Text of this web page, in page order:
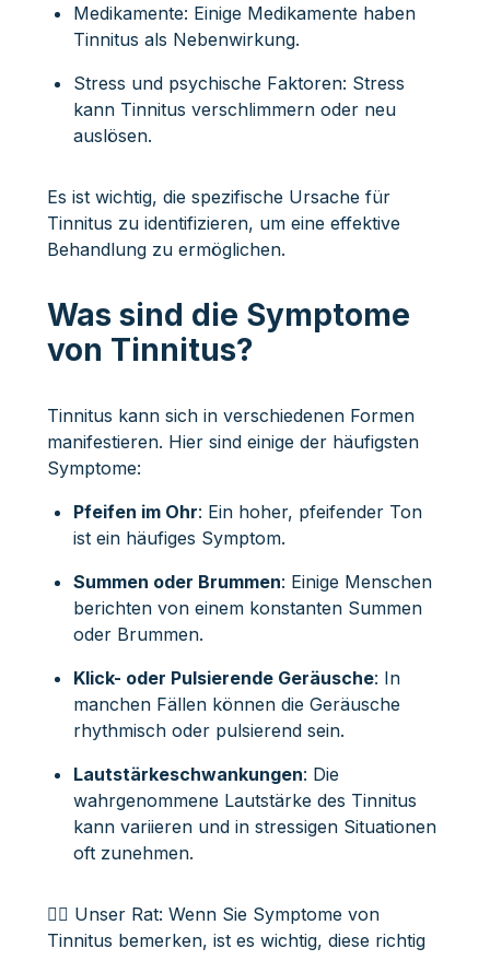
Medikamente: Einige Medikamente haben
Tinnitus als Nebenwirkung.
Stress und psychische Faktoren: Stress
kann Tinnitus verschlimmern oder neu
auslösen.
Es ist wichtig, die spezifische Ursache für
Tinnitus zu identifizieren, um eine effektive
Behandlung zu ermöglichen.
Was sind die Symptome
von Tinnitus?
Tinnitus kann sich in verschiedenen Formen
manifestieren. Hier sind einige der häufigsten
Symptome:
Pfeifen im Ohr: Ein hoher, pfeifender Ton
ist ein häufiges Symptom.
Summen oder Brummen: Einige Menschen
berichten von einem konstanten Summen
oder Brummen.
Klick- oder Pulsierende Geräusche: In
manchen Fällen können die Geräusche
rhythmisch oder pulsierend sein.
Lautstärkeschwankungen: Die
wahrgenommene Lautstärke des Tinnitus
kann variieren und in stressigen Situationen
oft zunehmen.
👩‍⚕️ Unser Rat: Wenn Sie Symptome von
Tinnitus bemerken, ist es wichtig, diese richtig